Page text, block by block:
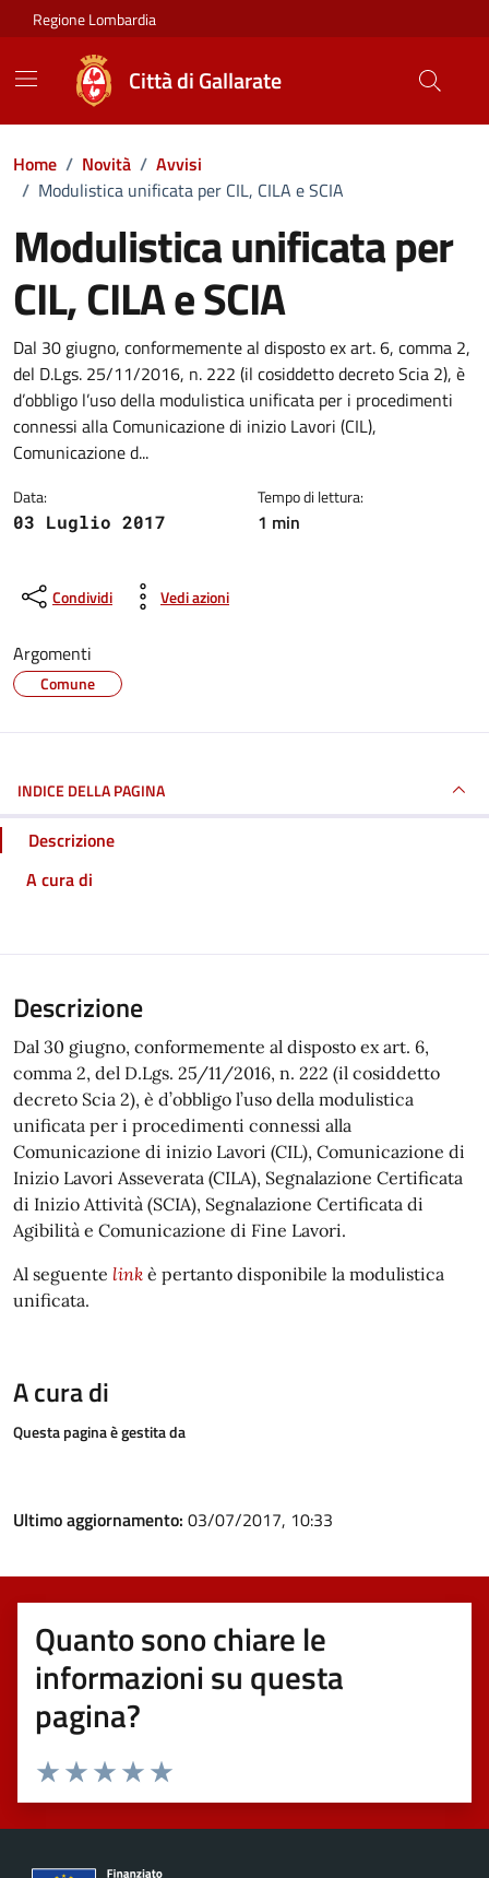
Vai ai contenuti
Vai al footer
Regione Lombardia
Città di Gallarate
Home / Novità / Avvisi
/ Modulistica unificata per CIL, CILA e SCIA
Modulistica unificata per
CIL, CILA e SCIA
Dettagli della notizia
Dal 30 giugno, conformemente al disposto ex art. 6, comma 2,
del D.Lgs. 25/11/2016, n. 222 (il cosiddetto decreto Scia 2), è
d’obbligo l’uso della modulistica unificata per i procedimenti
connessi alla Comunicazione di inizio Lavori (CIL),
Comunicazione d...
Data:
03 Luglio 2017
Tempo di lettura:
1 min
Condividi Vedi azioni
Argomenti
Comune
INDICE DELLA PAGINA
Descrizione
A cura di
Descrizione
Dal 30 giugno, conformemente al disposto ex art. 6,
comma 2, del D.Lgs. 25/11/2016, n. 222 (il cosiddetto
decreto Scia 2), è d’obbligo l’uso della modulistica
unificata per i procedimenti connessi alla
Comunicazione di inizio Lavori (CIL), Comunicazione di
Inizio Lavori Asseverata (CILA), Segnalazione Certificata
di Inizio Attività (SCIA), Segnalazione Certificata di
Agibilità e Comunicazione di Fine Lavori.
Al seguente link è pertanto disponibile la modulistica
unificata.
A cura di
Questa pagina è gestita da
Ultimo aggiornamento: 03/07/2017, 10:33
Quanto sono chiare le
informazioni su questa
pagina?
Valuta 5 stelle su 5
Valuta 4 stelle su 5
Valuta 3 stelle su 5
Valuta 2 stelle su 5
Valuta 1 stelle su 5